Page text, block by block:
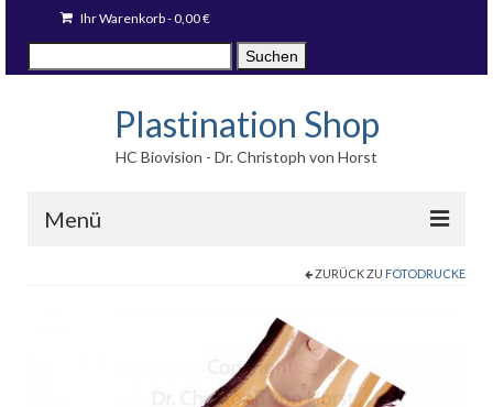
Ihr Warenkorb-0,00€
nach:
Suchen
Plastination Shop
HC Biovision - Dr. Christoph von Horst
Menü
ZURÜCK ZU FOTODRUCKE